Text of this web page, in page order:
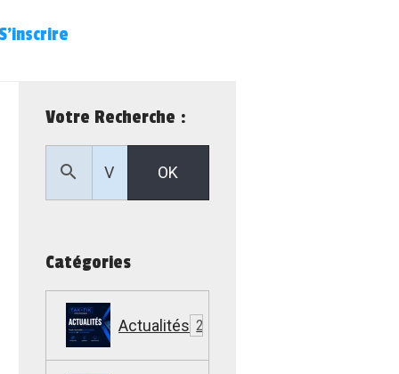
Votre Recherche :
OK
Catégories
Actualités 22